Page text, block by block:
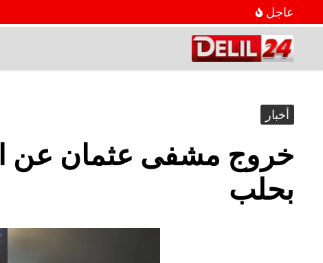
عاجل
أخبار
خروج مشفى عثمان عن
بحلب